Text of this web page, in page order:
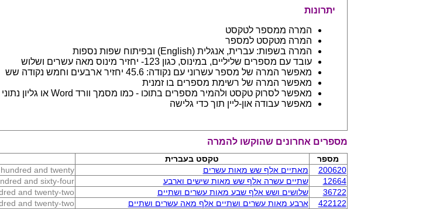
יתרונות
המרה ממספר לטקסט
המרה מטקסט למספר
המרה בשפות: עברית, אנגלית (English) ובפיתוח שפות נספות
עובד עם מספרים שליליים, במינוס, כגון 123- יחזיר מינוס מאה עשרים ושלוש
מאפשר המרה של מספר עשרוני עם נקודה: 45.6 יחזיר ארבעים וחמש נקודה שש
מאפשר המרה של רשימת מספרים בו זמנית
מאפשר לסרוק טקסט ולהמיר מספרים בתוכו - כמו מסמך וורד Word או גליון נתוני אקסל Excel
מאפשר עבודה און-ליין תוך כדי גלישה
מספרים אחרונים שהוקשו להמרה
מספר טקסט בעברית
200620
מאתיים אלף שש מאות עשרים
and twenty
12664
שתיים עשרה אלף שש מאות שישים וארבע
and sixty-four
36722
שלושים ושש אלף שבע מאות עשרים ושתיים
and twenty-two
422122
ארבע מאות עשרים ושתיים אלף מאה עשרים ושתיים
and twenty-two